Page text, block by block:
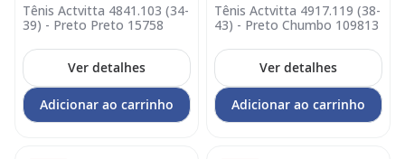
Tênis Actvitta 4841.103 (34-
39) - Preto Preto 15758
Ver detalhes
Adicionar ao carrinho
Tênis Actvitta 4917.119 (38-
43) - Preto Chumbo 109813
Ver detalhes
Adicionar ao carrinho